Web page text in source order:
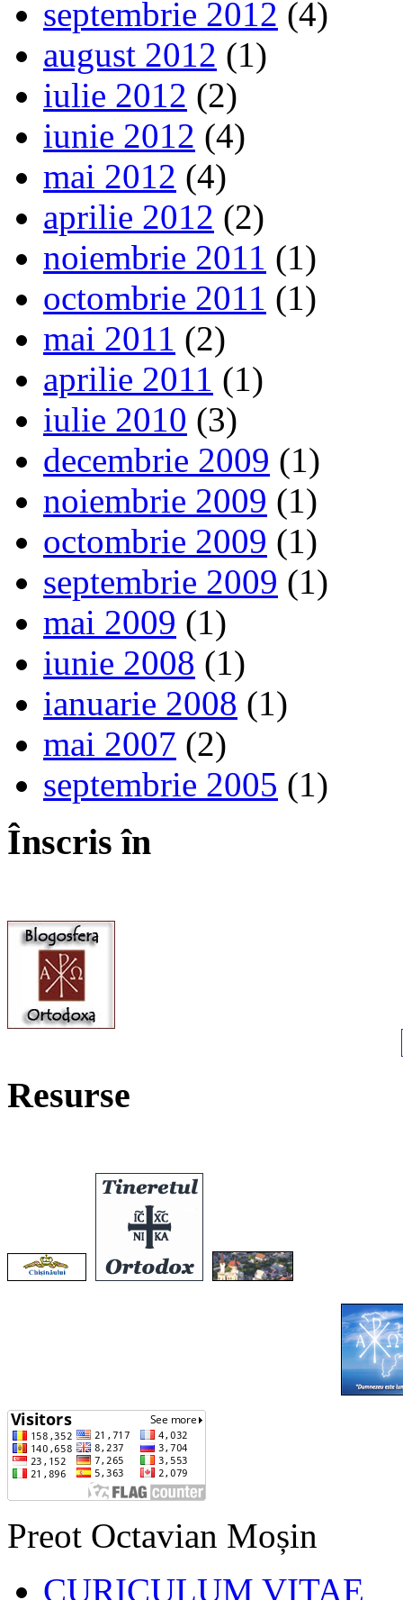
septembrie 2012 (4)
august 2012 (1)
iulie 2012 (2)
iunie 2012 (4)
mai 2012 (4)
aprilie 2012 (2)
noiembrie 2011 (1)
octombrie 2011 (1)
mai 2011 (2)
aprilie 2011 (1)
iulie 2010 (3)
decembrie 2009 (1)
noiembrie 2009 (1)
octombrie 2009 (1)
septembrie 2009 (1)
mai 2009 (1)
iunie 2008 (1)
ianuarie 2008 (1)
mai 2007 (2)
septembrie 2005 (1)
Înscris în
Resurse
Preot Octavian Moșin
CURICULUM VITAE